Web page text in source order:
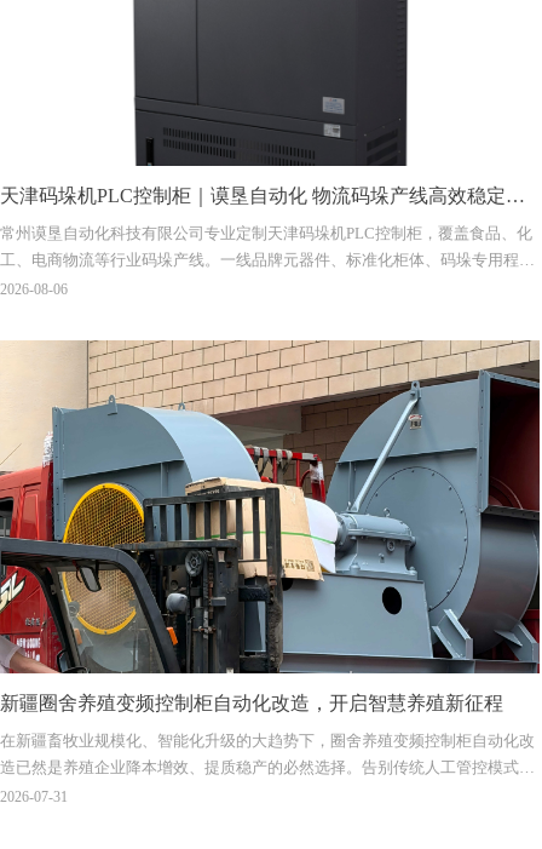
天津码垛机PLC控制柜｜谟垦自动化 物流码垛产线高效稳定电
控方案
常州谟垦自动化科技有限公司专业定制天津码垛机PLC控制柜，覆盖食品、化
工、电商物流等行业码垛产线。一线品牌元器件、标准化柜体、码垛专用程序
开发，含现场安装调试与售后。江苏全省72小时响应，全国上门服务。咨询：
2026-08-06
新疆圈舍养殖变频控制柜自动化改造，开启智慧养殖新征程
在新疆畜牧业规模化、智能化升级的大趋势下，圈舍养殖变频控制柜自动化改
造已然是养殖企业降本增效、提质稳产的必然选择。告别传统人工管控模式，
用自动化、智能化设备替代人工，既能规避人为操作误差，又能长期节约能
2026-07-31